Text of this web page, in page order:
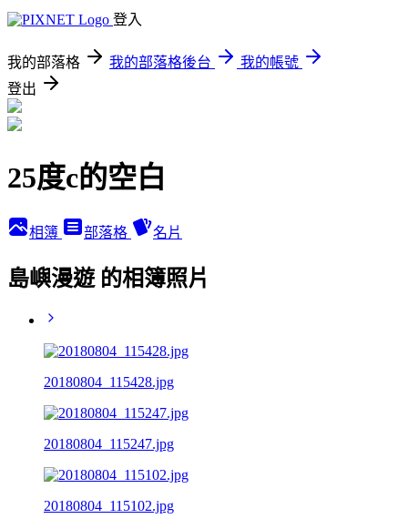
登入
我的部落格 我的部落格後台
我的帳號
登出
25度c的空白
相簿 部落格 名片
島嶼漫遊 的相簿照片
20180804_115428.jpg
20180804_115247.jpg
20180804_115102.jpg